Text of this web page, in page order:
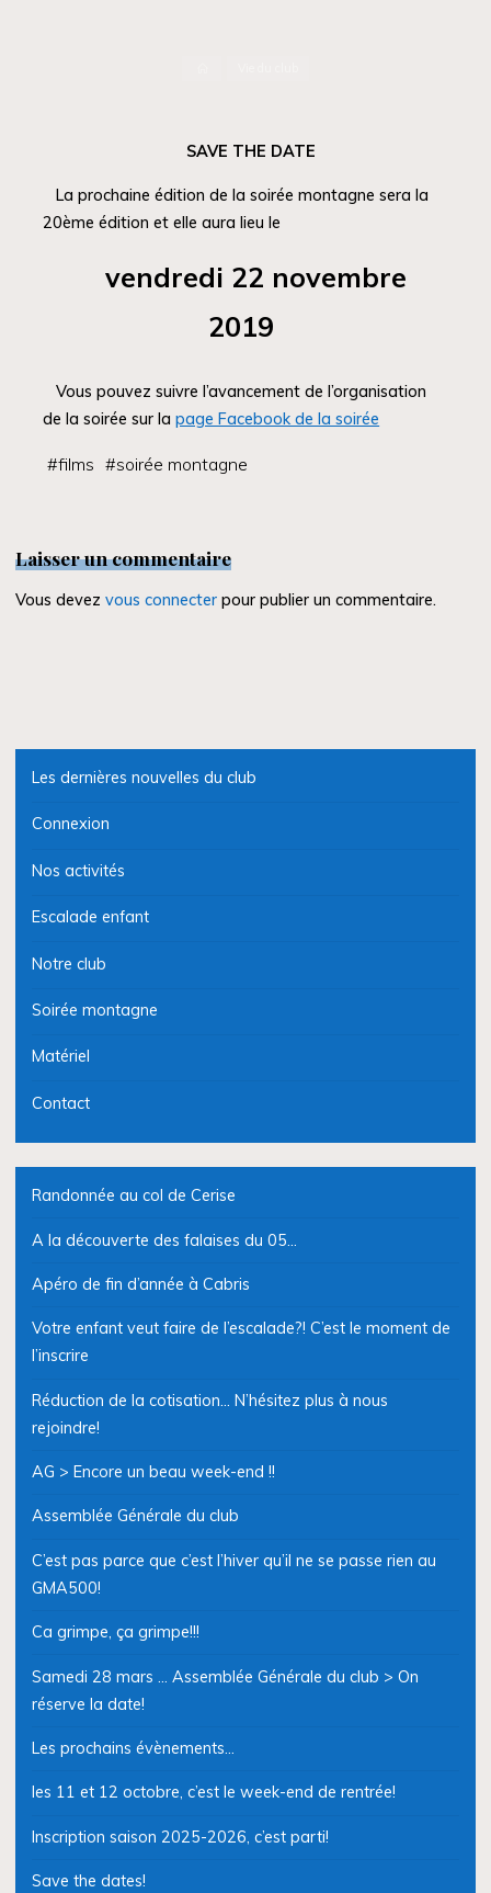
SAVE THE DATE
La prochaine édition de la soirée montagne sera la
20ème édition et elle aura lieu le
vendredi 22 novembre
2019
Vous pouvez suivre l’avancement de l’organisation
de la soirée sur lapage Facebook de la soirée
#films #soirée montagne
Laisser un commentaire
Vous devezvous connecter pour publier un commentaire.
Les dernières nouvelles du club
Connexion
Nos activités
Escalade enfant
Notre club
Soirée montagne
Matériel
Contact
Randonnée au col de Cerise
A la découverte des falaises du 05…
Apéro de fin d’année à Cabris
Votre enfant veut faire de l’escalade?! C’est le moment de
l’inscrire
Réduction de la cotisation… N’hésitez plus à nous
rejoindre!
AG > Encore un beau week-end !!
Assemblée Générale du club
C’est pas parce que c’est l’hiver qu’il ne se passe rien au
GMA500!
Ca grimpe, ça grimpe!!!
Samedi 28 mars … Assemblée Générale du club > On
réserve la date!
Les prochains évènements…
les 11 et 12 octobre, c’est le week-end de rentrée!
Inscription saison 2025-2026, c’est parti!
Save the dates!